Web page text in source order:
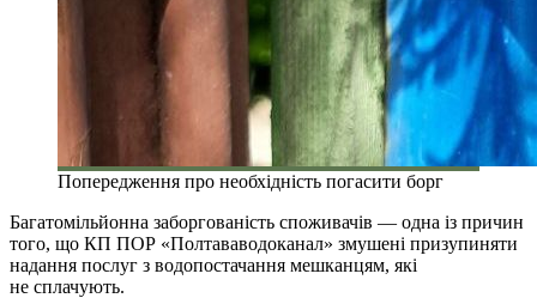
Попередження про необхідність погасити борг
Багатомільйонна заборгованість споживачів — одна із причин
того, що КП ПОР «Полтававодоканал» змушені призупиняти
надання послуг з водопостачання мешканцям, які
не сплачують.